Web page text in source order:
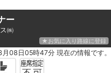
ー
㈱
★お気に入り路線に登録
08日05時47分 現在の情報です。